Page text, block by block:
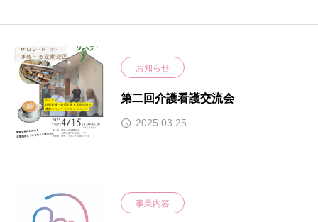
お知らせ
第二回介護看護交流会
2025.03.25
事業内容